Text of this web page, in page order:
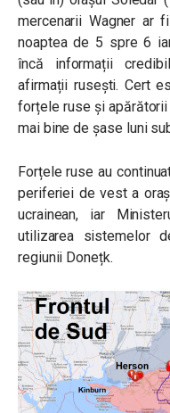
mercenarii Wagner ar
noaptea de 5 spre 6
încă informații
afirmații rusești. Cert
forțele ruse și apărătorii
mai bine de șase luni
Forțele ruse au
periferiei de vest a
ucrainean, iar
utilizarea sistemelor
regiunii Donețk.